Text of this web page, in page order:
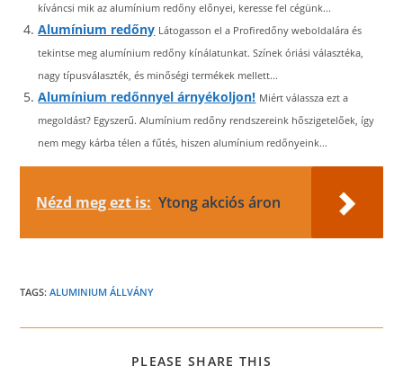
kíváncsi mik az alumínium redőny előnyei, keresse fel cégünk...
Alumínium redőny Látogasson el a Profiredőny weboldalára és
tekintse meg alumínium redőny kínálatunkat. Színek óriási választéka,
nagy típusválaszték, és minőségi termékek mellett...
Alumínium redőnnyel árnyékoljon! Miért válassza ezt a
megoldást? Egyszerű. Alumínium redőny rendszereink hőszigetelőek, így
nem megy kárba télen a fűtés, hiszen alumínium redőnyeink...
Nézd meg ezt is: Ytong akciós áron
TAGS:ALUMINIUM ÁLLVÁNY
PLEASE SHARE THIS